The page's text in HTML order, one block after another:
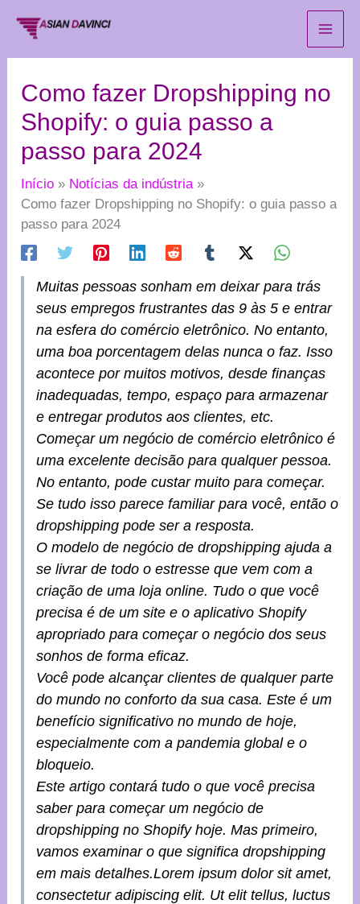
para
Como fazer Dropshipping no
Shopify: o guia passo a
passo para 2024
Início
Notícias da indústria
Como fazer Dropshipping no Shopify: o guia passo a
passo para 2024
Muitas pessoas sonham em deixar para trás
seus empregos frustrantes das 9 às 5 e entrar
na esfera do comércio eletrônico. No entanto,
uma boa porcentagem delas nunca o faz. Isso
acontece por muitos motivos, desde finanças
inadequadas, tempo, espaço para armazenar
e entregar produtos aos clientes, etc.
Começar um negócio de comércio eletrônico é
uma excelente decisão para qualquer pessoa.
No entanto, pode custar muito para começar.
Se tudo isso parece familiar para você, então o
dropshipping pode ser a resposta.
O modelo de negócio de dropshipping ajuda a
se livrar de todo o estresse que vem com a
criação de uma loja online. Tudo o que você
precisa é de um site e o aplicativo Shopify
apropriado para começar o negócio dos seus
sonhos de forma eficaz.
Você pode alcançar clientes de qualquer parte
do mundo no conforto da sua casa. Este é um
benefício significativo no mundo de hoje,
especialmente com a pandemia global e o
bloqueio.
Este artigo contará tudo o que você precisa
saber para começar um negócio de
dropshipping no Shopify hoje. Mas primeiro,
vamos examinar o que significa dropshipping
em mais detalhes.Lorem ipsum dolor sit amet,
consectetur adipiscing elit. Ut elit tellus, luctus